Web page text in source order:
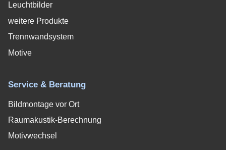
Leuchtbilder
weitere Produkte
Trennwandsystem
Motive
Service & Beratung
Bildmontage vor Ort
Raumakustik-Berechnung
Motivwechsel